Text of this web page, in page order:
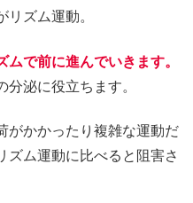
ズム運動。
で前に進んでいきます。
泌に役立ちます。
がかかったり複雑な運動だ
ズム運動に比べると阻害さ